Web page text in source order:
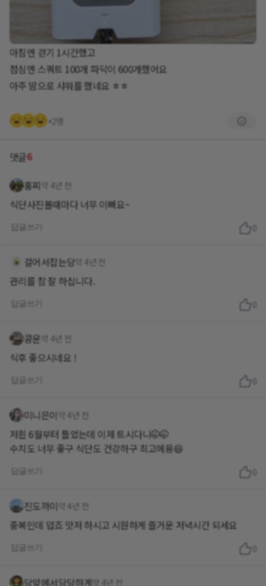
아침엔 걷기 1시간했고
점심엔 스쿼트 100개 파닥이 600개했어요
아주 땀으로 샤워를 했네요 ㅎㅎ
+2명
댓글6
홍찌 약 4년 전
식단사진볼때마다 너무 이뻐요~
걸어서잡는당약 4년 전
관리를 참 잘 하십니다.
콩윤 약 4년 전
식후 좋으시네요 !
미니은이 약 4년 전
저흰 6월부터 틀었는데 이제 트시다니🤭🤭
수치도 너무 좋구 식단도 건강하구 최고에용😆
진도까미 약 4년 전
중복인데 덥죠 맛저 하시고 시원하게 즐거운 저녁시간 되세요
당앞에서당당하게 약 4년 전